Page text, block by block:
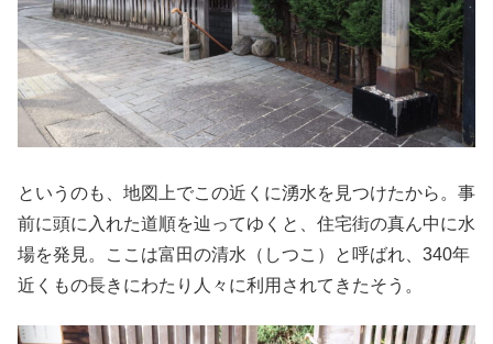
というのも、地図上でこの近くに湧水を見つけたから。事
前に頭に入れた道順を辿ってゆくと、住宅街の真ん中に水
場を発見。ここは富田の清水（しつこ）と呼ばれ、340年
近くもの長きにわたり人々に利用されてきたそう。